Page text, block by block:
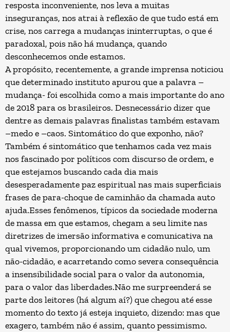
resposta inconveniente, nos leva a muitas
inseguranças, nos atrai à reflexão de que tudo está em
crise, nos carrega a mudanças ininterruptas, o que é
paradoxal, pois não há mudança, quando
desconhecemos onde estamos.
A propósito, recentemente, a grande imprensa noticiou
que determinado instituto apurou que a palavra –
mudança- foi escolhida como a mais importante do ano
de 2018 para os brasileiros. Desnecessário dizer que
dentre as demais palavras finalistas também estavam
–medo e –caos. Sintomático do que exponho, não?
Também é sintomático que tenhamos cada vez mais
nos fascinado por políticos com discurso de ordem, e
que estejamos buscando cada dia mais
desesperadamente paz espiritual nas mais superficiais
frases de para-choque de caminhão da chamada auto
ajuda.Esses fenômenos, típicos da sociedade moderna
de massa em que estamos, chegam a seu limite nas
diretrizes de imersão informativa e comunicativa na
qual vivemos, proporcionando um cidadão nulo, um
não-cidadão, e acarretando como severa consequência
a insensibilidade social para o valor da autonomia,
para o valor das liberdades.Não me surpreenderá se
parte dos leitores (há algum aí?) que chegou até esse
momento do texto já esteja inquieto, dizendo: mas que
exagero, também não é assim, quanto pessimismo.